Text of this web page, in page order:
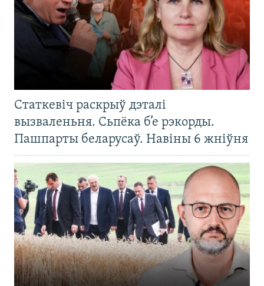
Статкевіч раскрыў дэталі
вызваленьня. Сьпёка б’е рэкорды.
Пашпарты беларусаў. Навіны 6 жніўня